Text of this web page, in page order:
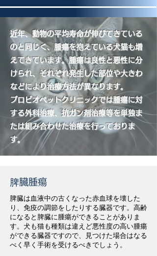
近年、動物の平均寿命が伸びてきている
のと同じく、腫瘍を抱えている犬猫も増
えてきています。腫瘍は良性と悪性に分
けられ、それぞれ発生した部位や大きわ
などにより治療方法が異なります。
​プロビオペットクリニックでは腫瘍に対
する外科治療、抗ガン剤治療等を単独ま
たは組み合わせた治療を行っておりま
す。
脾臓腫瘍
脾臓は血液中の古くなった赤血球を壊した
り、免疫の調節をしたりする臓器です。高齢
になると脾臓に腫瘍ができることがありま
す。犬も猫も種類は違えど悪性度の高い腫瘍
ができる臓器ですので、見つけた場合はなる
べく早く手術を受けるべきでしょう。